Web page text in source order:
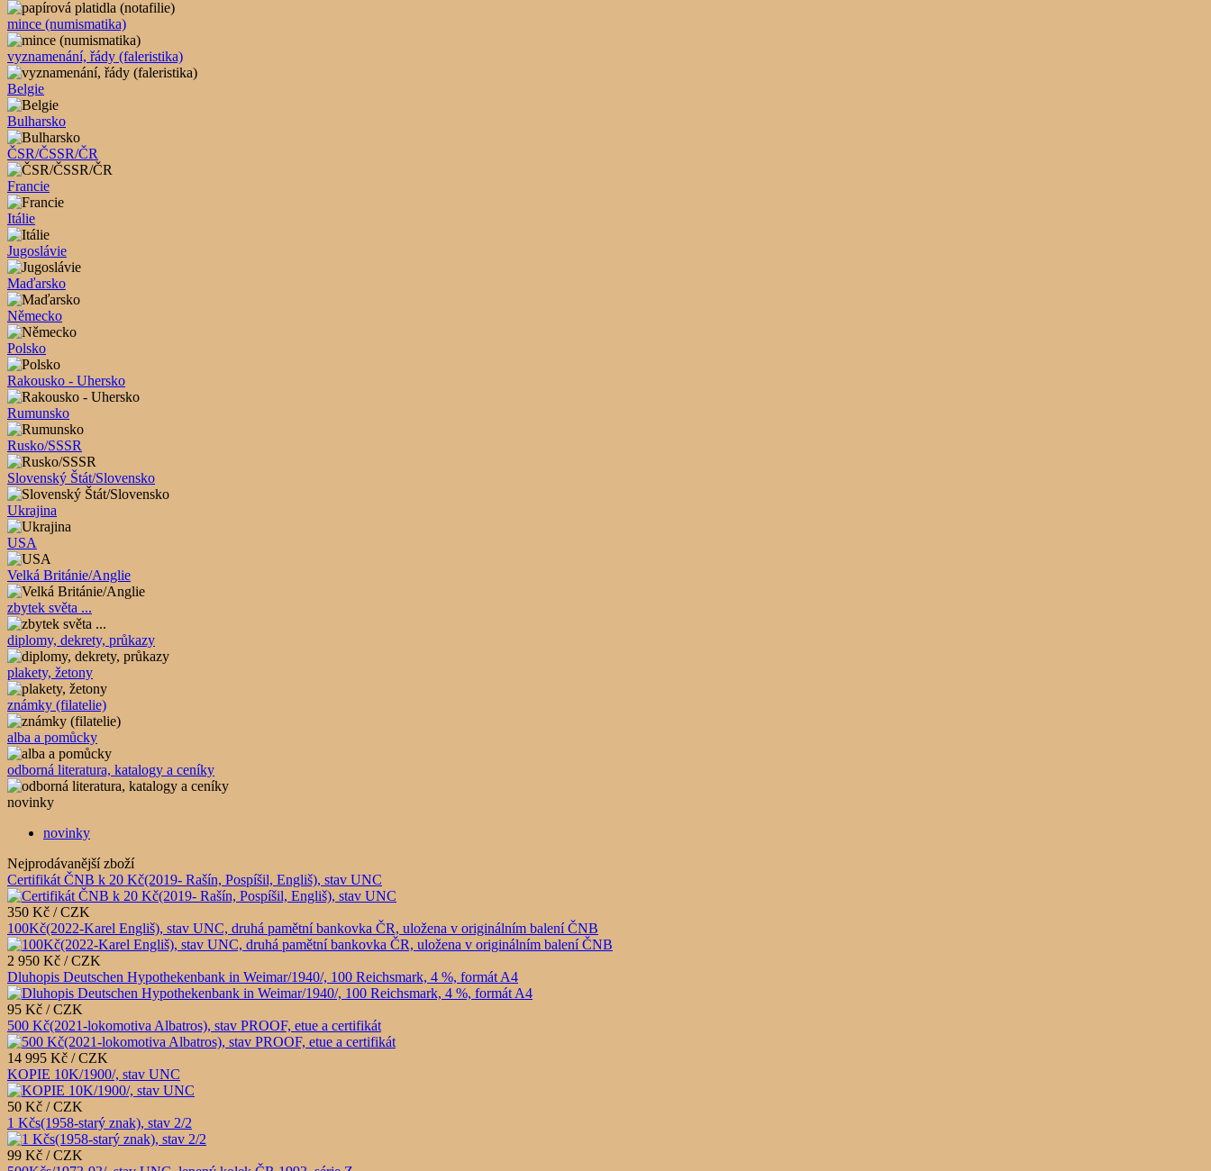
mince (numismatika)
vyznamenání, řády (faleristika)
Belgie
Bulharsko
ČSR/ČSSR/ČR
Francie
Itálie
Jugoslávie
Maďarsko
Německo
Polsko
Rakousko - Uhersko
Rumunsko
Rusko/SSSR
Slovenský Štát/Slovensko
Ukrajina
USA
Velká Británie/Anglie
zbytek světa ...
diplomy, dekrety, průkazy
plakety, žetony
známky (filatelie)
alba a pomůcky
odborná literatura, katalogy a ceníky
novinky
novinky
Nejprodávanější zboží
Certifikát ČNB k 20 Kč(2019- Rašín, Pospíšil, Engliš), stav UNC
350 Kč / CZK
100Kč(2022-Karel Engliš), stav UNC, druhá pamětní bankovka ČR, uložena v originálním balení ČNB
2 950 Kč / CZK
Dluhopis Deutschen Hypothekenbank in Weimar/1940/, 100 Reichsmark, 4 %, formát A4
95 Kč / CZK
500 Kč(2021-lokomotiva Albatros), stav PROOF, etue a certifikát
14 995 Kč / CZK
KOPIE 10K/1900/, stav UNC
50 Kč / CZK
1 Kčs(1958-starý znak), stav 2/2
99 Kč / CZK